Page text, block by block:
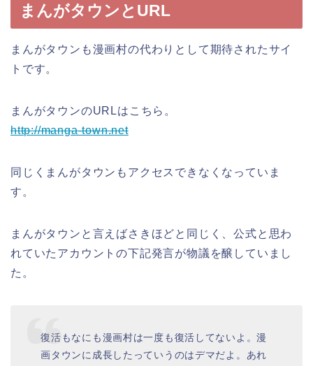
まんがタウンとURL
まんがタウンも漫画村の代わりとして期待されたサイ
トです。
まんがタウンのURLはこちら。
http://manga-town.net
同じくまんがタウンもアクセスできなくなっていま
す。
まんがタウンと言えばさきほどと同じく、公式と思わ
れていたアカウントの下記発言が物議を醸していまし
た。
復活もなにも漫画村は一度も復活してないよ。漫
画タウンに成長したっていうのはデマだよ。あれ